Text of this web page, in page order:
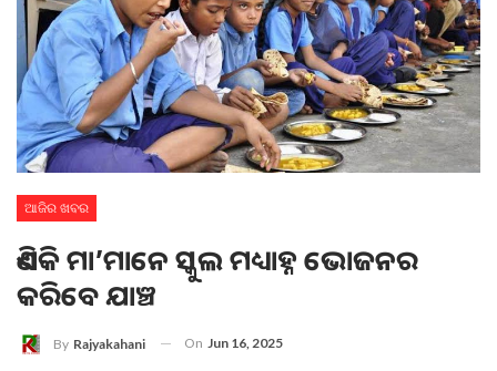
ଆଜିର ଖବର
ଏଣିକି ମା’ମାନେ ସ୍କୁଲ ମଧ୍ୟାହ୍ନ ଭୋଜନର
କରିବେ ଯାଞ୍ଚ
By Rajyakahani On Jun 16, 2025